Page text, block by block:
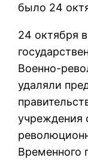
было 24
24 октября
Военно-
удаляли
учреждения
Временного